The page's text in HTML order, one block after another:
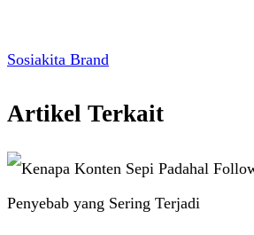
Sosiakita Brand
Artikel Terkait